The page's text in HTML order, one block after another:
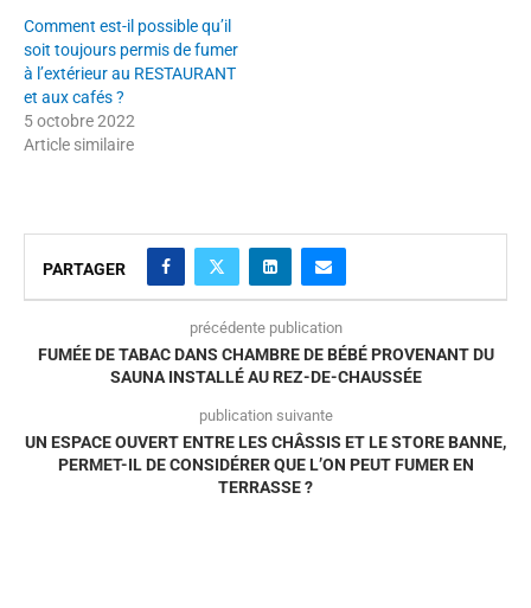
Comment est-il possible qu’il
soit toujours permis de fumer
à l’extérieur au RESTAURANT
et aux cafés ?
5 octobre 2022
Article similaire
PARTAGER
précédente publication
FUMÉE DE TABAC DANS CHAMBRE DE BÉBÉ PROVENANT DU
SAUNA INSTALLÉ AU REZ-DE-CHAUSSÉE
publication suivante
UN ESPACE OUVERT ENTRE LES CHÂSSIS ET LE STORE BANNE,
PERMET-IL DE CONSIDÉRER QUE L’ON PEUT FUMER EN
TERRASSE ?